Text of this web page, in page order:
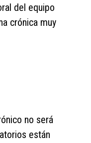
del equipo
crónica muy
no será
están